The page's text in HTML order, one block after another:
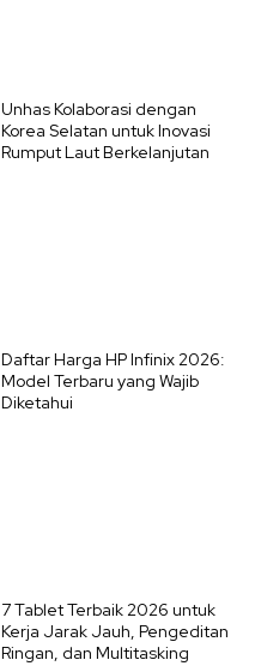
Unhas Kolaborasi dengan
Korea Selatan untuk Inovasi
Rumput Laut Berkelanjutan
Daftar Harga HP Infinix 2026:
Model Terbaru yang Wajib
Diketahui
7 Tablet Terbaik 2026 untuk
Kerja Jarak Jauh, Pengeditan
Ringan, dan Multitasking